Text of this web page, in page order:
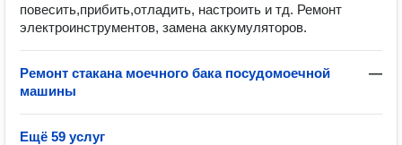
повесить,прибить,отладить, настроить и тд. Ремонт
электроинструментов, замена аккумуляторов.
Ремонт стакана моечного бака посудомоечной
машины
—
Ещё 59 услуг